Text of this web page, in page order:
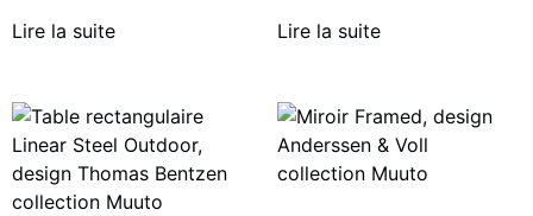
Lire la suite Lire la suite